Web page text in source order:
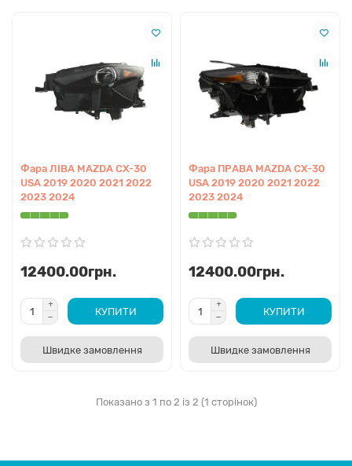
Фара ЛІВА MAZDA CX-30
USA 2019 2020 2021 2022
2023 2024
12400.00грн.
КУПИТИ
Швидке замовлення
Фара ПРАВА MAZDA CX-30
USA 2019 2020 2021 2022
2023 2024
12400.00грн.
КУПИТИ
Швидке замовлення
Показано з 1 по 2 із 2 (1 сторінок)